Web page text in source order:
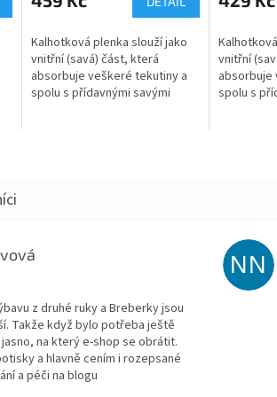
Kalhotková plenka slouží jako
vnitřní (savá) část, která
absorbuje veškeré tekutiny a
spolu s přídavnými savými
vnitřní
absorbuje
spolu s
je 5 z 5 hvězdiček.
z druhé ruky a Breberky jsou
Takže když bylo potřeba ještě
na který e-shop se obrátit.
a hlavně cením i rozepsané
a péči na blogu
NN